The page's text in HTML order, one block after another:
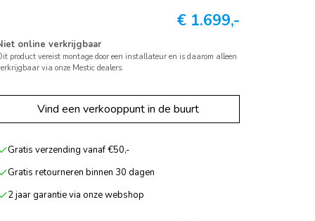
€ 1.699,-
online verkrijgbaar
product vereist montage door een installateur en is daarom alleen
via onze Mestic dealers.
Vind een verkooppunt in de buurt
Gratis verzending vanaf €50,-
Gratis retourneren binnen 30 dagen
2 jaar garantie via onze webshop